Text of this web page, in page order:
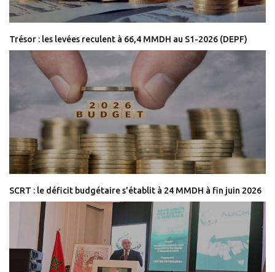
Trésor : les levées reculent à 66,4 MMDH au S1-2026 (DEPF)
SCRT : le déficit budgétaire s'établit à 24 MMDH à fin juin 2026